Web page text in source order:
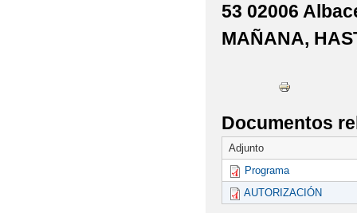
53 02006
MAÑANA,
Documentos
Adjunto
Programa
AUTORIZACIÓN